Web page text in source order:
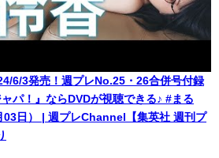
6/3発売！週プレNo.25・26合併号付録
パ！』ならDVDが視聴できる♪ #まる
日） | 週プレChannel【集英社 週刊プ